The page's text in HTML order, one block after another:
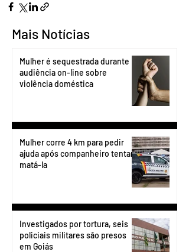
Mais Notícias
Mulher é sequestrada durante
audiência on-line sobre
violência doméstica
Mulher corre 4 km para pedir
ajuda após companheiro tentar
matá-la
Investigados por tortura, seis
policiais militares são presos
em Goiás